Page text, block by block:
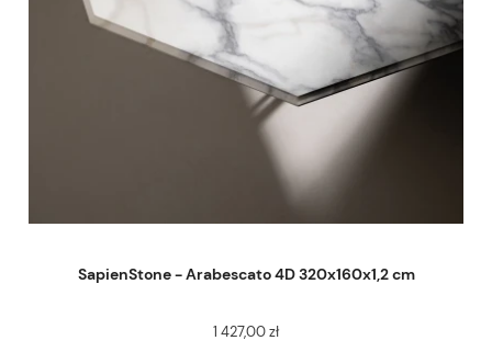
SapienStone - Arabescato 4D 320x160x1,2 cm
1 427,00 zł